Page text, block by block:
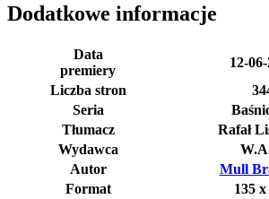
Dodatkowe informacje
Data
premiery
12-
Liczba stron
Seria
Tłumacz
Rafał
Wydawca
Autor
Mull
Format
135